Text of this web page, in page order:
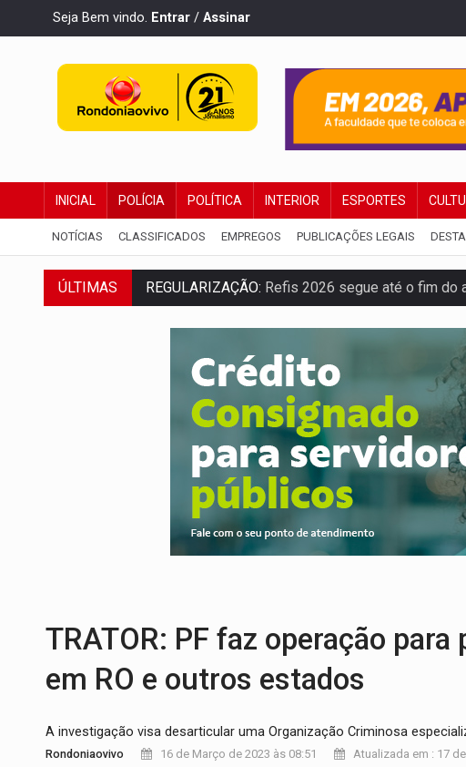
Seja Bem vindo. Entrar / Assinar
INICIAL POLÍCIA POLÍTICA INTERIOR ESPORTES
NOTÍCIAS CLASSIFICADOS EMPREGOS PUBLICAÇÕES LEGAIS
ÚLTIMAS
REGULARIZAÇÃO:Refis 2026 segue até o fim do
ROLIM DE MOURA:Programa da Energisa
MPRO obtém condenação
INDISPONÍVEL:Transparência do Cinderondônia
AMPLIAÇÃO:IGs de Rondônia entram em
Acidente envolve cinco veículos em obra
EDUCAÇÃO:Corumbiara lidera Ideb 2025 entre
COMPETIÇÕES: Joer 2026 inicia fases regionais
TRATOR: PF faz operação
em RO e outros estados
A investigação visa desarticular uma Organização Criminosa
Rondoniaovivo 16 de Março de 2023 às 08:51 Atualizada em : 17